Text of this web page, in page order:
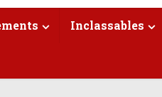
Inclassables